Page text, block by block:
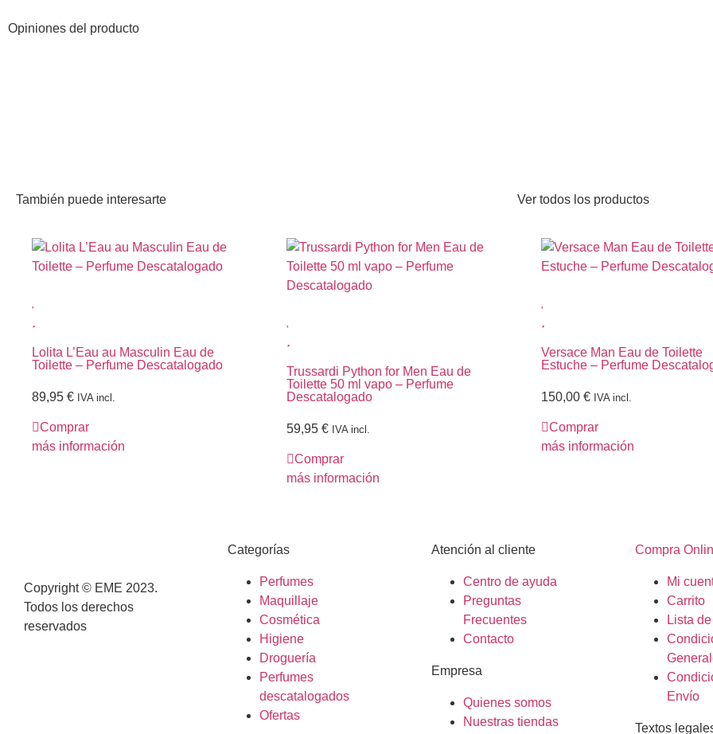
Opiniones del producto
También puede interesarte Ver todos los productos
Lolita L’Eau au Masculin Eau de
Toilette – Perfume Descatalogado
89,95 € IVA incl.
Comprar
más información
Trussardi Python for Men Eau de
Toilette 50 ml vapo – Perfume
Descatalogado
59,95 € IVA incl.
Comprar
más información
Versace Man Eau de Toilette
Estuche – Perfume
150,00 € IVA incl.
Comprar
más información
Copyright © EME 2023.
Todos los derechos
reservados
Categorías
Perfumes
Maquillaje
Cosmética
Higiene
Droguería
Perfumes
descatalogados
Ofertas
Atención al cliente
Centro de ayuda
Preguntas
Frecuentes
Contacto
Empresa
Quienes somos
Nuestras tiendas
Compra
Mi
Carrito
Lista
Envío
Textos